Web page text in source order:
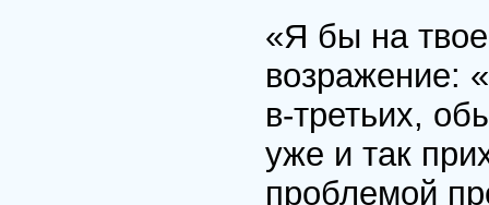
«Я бы на
возражение:
в-третьих,
уже и так
проблемой